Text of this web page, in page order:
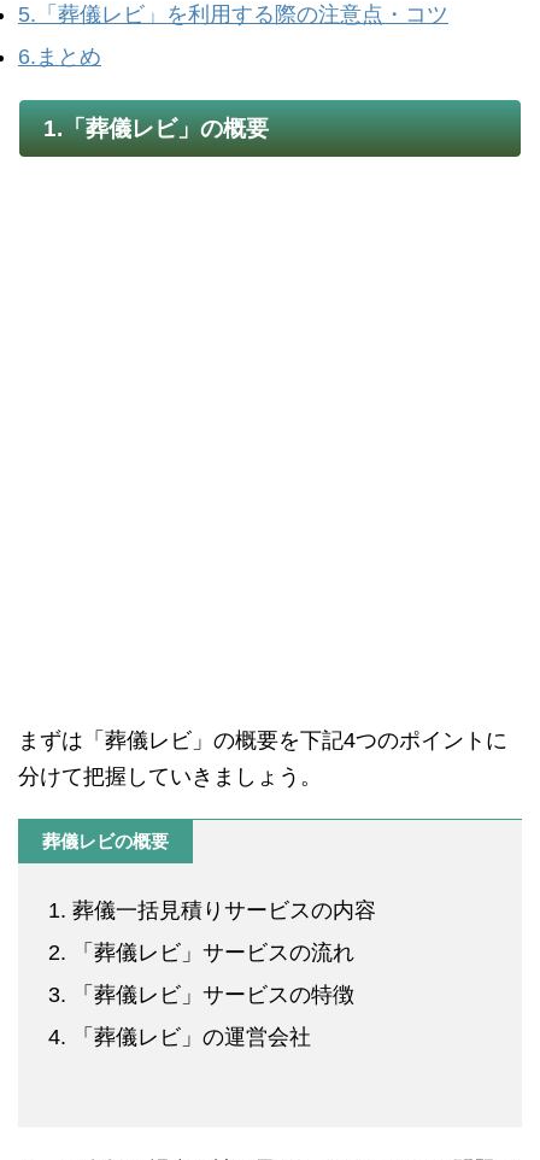
5.「葬儀レビ」を利用する際の注意点・コツ
6.まとめ
1.「葬儀レビ」の概要
まずは「葬儀レビ」の概要を下記4つのポイントに
分けて把握していきましょう。
葬儀レビの概要
葬儀一括見積りサービスの内容
「葬儀レビ」サービスの流れ
「葬儀レビ」サービスの特徴
「葬儀レビ」の運営会社